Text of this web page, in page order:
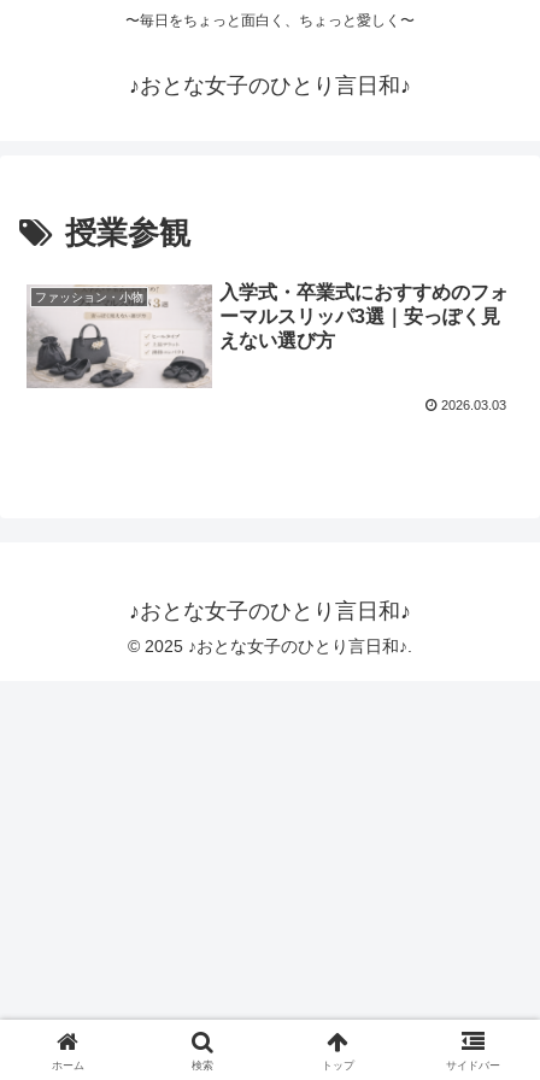
〜毎日をちょっと面白く、ちょっと愛しく〜
♪おとな女子のひとり言日和♪
授業参観
ファッション・小物
入学式・卒業式におすすめのフォ
ーマルスリッパ3選｜安っぽく見
えない選び方
2026.03.03
♪おとな女子のひとり言日和♪
© 2025 ♪おとな女子のひとり言日和♪.
ホーム 検索 トップ サイドバー